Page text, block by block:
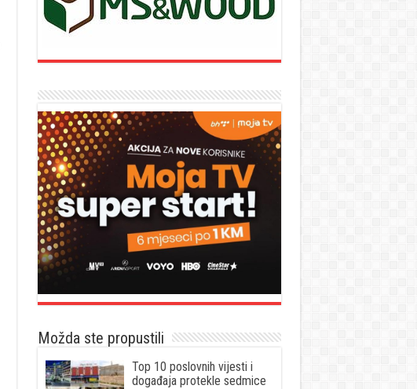
Možda ste propustili
Top 10 poslovnih vijesti i
događaja protekle sedmice